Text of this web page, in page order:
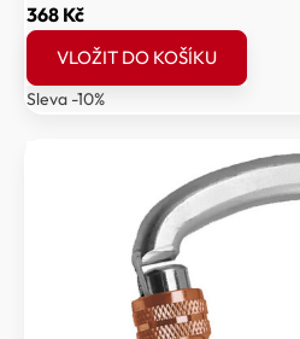
Původní
cena
byla:
409 Kč.
368 KčAktuální
cena
368 Kč.
VLOŽIT DO KOŠÍKU
Sleva -10%